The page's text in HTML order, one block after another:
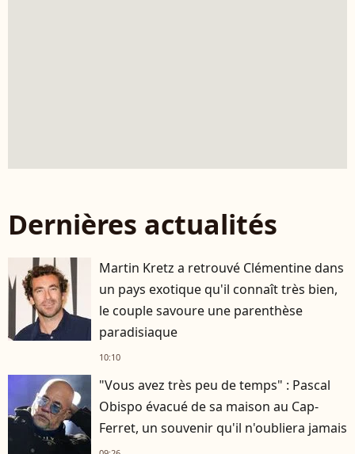
Dernières actualités
Martin Kretz a retrouvé Clémentine dans
un pays exotique qu'il connaît très bien,
le couple savoure une parenthèse
paradisiaque
10:10
"Vous avez très peu de temps" : Pascal
Obispo évacué de sa maison au Cap-
Ferret, un souvenir qu'il n'oubliera jamais